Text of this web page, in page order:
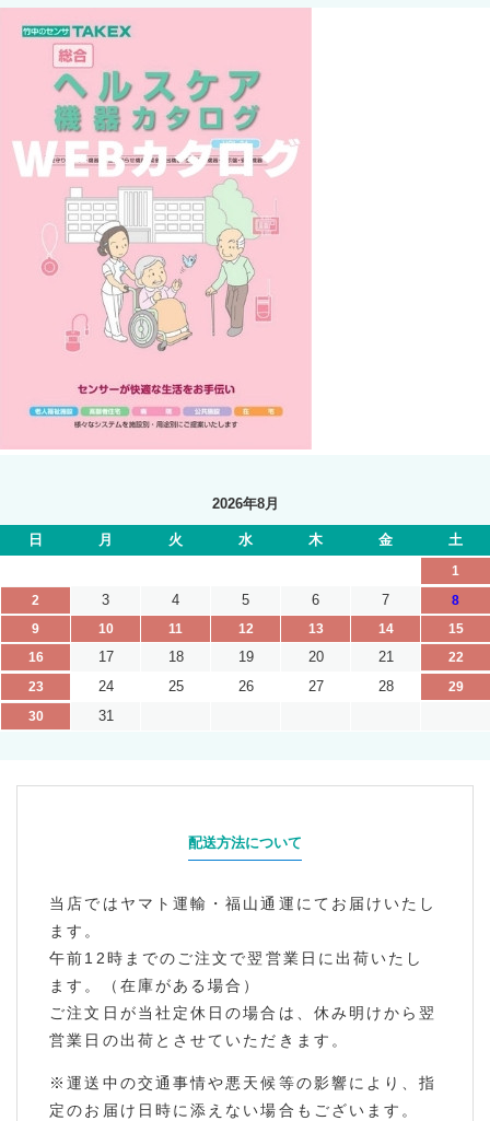
2026年8月
日 月 火 水 木 金 土
1
2
3 4 5 6 7
8
9
10 11 12 13 14
15
16
17 18 19 20 21
22
23
24 25 26 27 28
29
30
31
配送方法について
当店ではヤマト運輸・福山通運にてお届けいたし
ます。
午前12時までのご注文で翌営業日に出荷いたし
ます。（在庫がある場合）
ご注文日が当社定休日の場合は、休み明けから翌
営業日の出荷とさせていただきます。
※運送中の交通事情や悪天候等の影響により、指
定のお届け日時に添えない場合もございます。